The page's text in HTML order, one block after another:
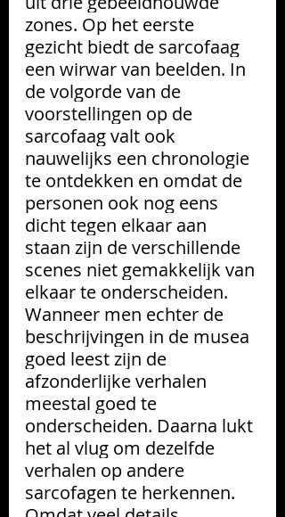
zones. Op het eerste
gezicht biedt de sarcofaag
een wirwar van beelden. In
de volgorde van de
voorstellingen op de
sarcofaag valt ook
nauwelijks een chronologie
te ontdekken en omdat de
personen ook nog eens
dicht tegen elkaar aan
staan zijn de verschillende
scenes niet gemakkelijk van
elkaar te onderscheiden.
Wanneer men echter de
beschrijvingen in de musea
goed leest zijn de
afzonderlijke verhalen
meestal goed te
onderscheiden. Daarna lukt
het al vlug om dezelfde
verhalen op andere
sarcofagen te herkennen.